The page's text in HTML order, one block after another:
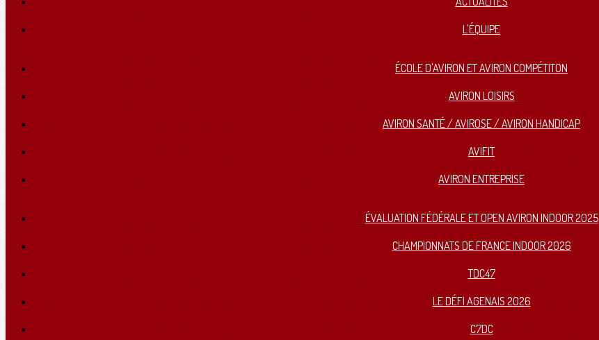
L'ÉQUIPE
ÉCOLE D'AVIRON ET AVIRON COMPÉTITON
AVIRON LOISIRS
AVIRON SANTÉ / AVIROSE / AVIRON HANDICAP
AVIFIT
AVIRON ENTREPRISE
ÉVALUATION FÉDÉRALE ET OPEN AVIRON INDOOR 2025
CHAMPIONNATS DE FRANCE INDOOR 2026
TDC47
LE DÉFI AGENAIS 2026
C7DC